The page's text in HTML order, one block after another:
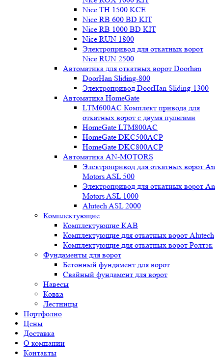
Nice TH 1500 KCE
Nice RB 600 BD KIT
Nice RB 1000 BD KIT
Nice RUN 1800
Электропривод для откатных ворот
Nice RUN 2500
Автоматика для откатных ворот Doorhan
DoorHan Sliding-800
Электропривод DoorHan Sliding-1300
Автоматика HomeGate
LTM600AC Комплект привода для
откатных ворот с двумя пультами
HomeGate LTM800AC
HomeGate DKC500ACP
HomeGate DKC800ACP
Автоматика AN-MOTORS
Электропривод для откатных ворот An
Motors ASL 500
Электропривод для откатных ворот An
Motors ASL 1000
Alutech ASL 2000
Комплектующие
Комплектующие КАВ
Комплектующие для откатных ворот Alutech
Комплектующие для откатных ворот Ролтэк
Фундаменты для ворот
Бетонный фундамент для ворот
Свайный фундамент для ворот
Навесы
Ковка
Лестницы
Портфолио
Цены
Доставка
О компании
Контакты